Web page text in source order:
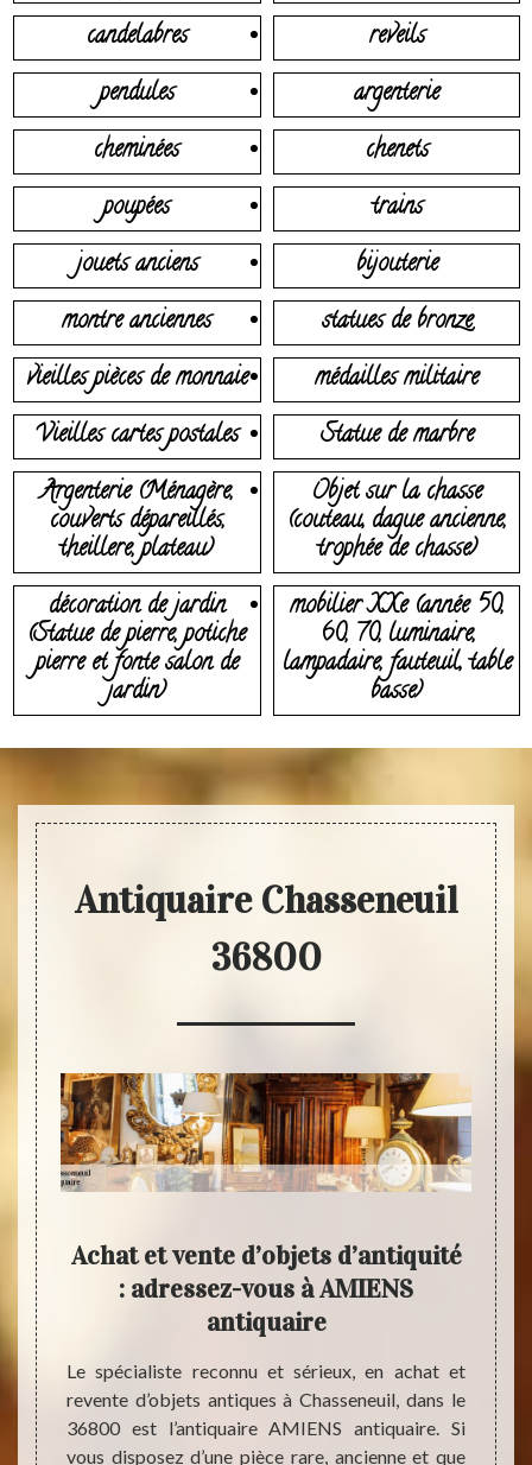
candelabres
reveils
pendules
argenterie
cheminées
chenets
poupées
trains
jouets anciens
bijouterie
montre anciennes
statues de bronze
vieilles pièces de monnaie
médailles militaire
Vieilles cartes postales
Statue de marbre
Argenterie (Ménagère,
couverts dépareillés,
theillere, plateau)
Objet sur la chasse
(couteau, dague ancienne,
trophée de chasse)
décoration de jardin
(Statue de pierre, potiche
pierre et fonte salon de
jardin)
mobilier XXe (année 50,
60, 70, luminaire,
lampadaire, fauteuil, table
basse)
Antiquaire Chasseneuil
36800
et
est
vous
Achat et vente d’objets d’antiquité
: adressez-vous à AMIENS
antiquaire
Le spécialiste reconnu et sérieux, en achat et
revente d’objets antiques à Chasseneuil, dans le
36800 est l’antiquaire AMIENS antiquaire. Si
vous disposez d’une pièce rare, ancienne et que
Si
vous
un